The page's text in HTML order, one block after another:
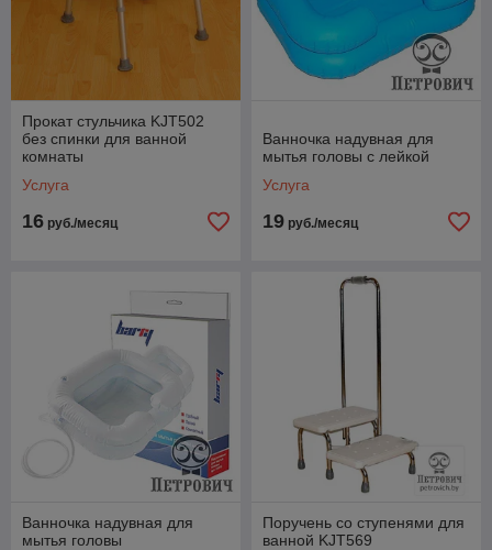
Прокат стульчика KJT502
без спинки для ванной
комнаты
Услуга
16 руб./месяц
Ванночка надувная для
мытья головы с лейкой
Услуга
19 руб./месяц
Ванночка надувная для
мытья головы
Поручень со ступенями для
ванной KJT569